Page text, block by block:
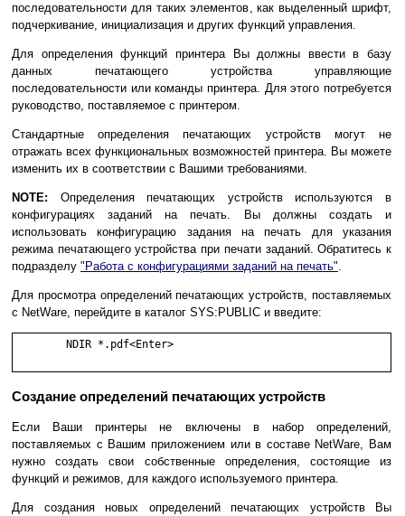
последовательности для таких элементов, как выделенный шрифт,
подчеркивание, инициализация и других функций управления.
Для определения функций принтера Вы должны ввести в базу
данных печатающего устройства управляющие
последовательности или команды принтера. Для этого потребуется
руководство, поставляемое с принтером.
Стандартные определения печатающих устройств могут не
отражать всех функциональных возможностей принтера. Вы можете
изменить их в соответствии с Вашими требованиями.
NOTE: Определения печатающих устройств используются в
конфигурациях заданий на печать. Вы должны создать и
использовать конфигурацию задания на печать для указания
режима печатающего устройства при печати заданий. Обратитесь к
подразделу "Работа с конфигурациями заданий на печать".
Для просмотра определений печатающих устройств, поставляемых
с NetWare, перейдите в каталог SYS:PUBLIC и введите:
Создание определений печатающих устройств
Если Ваши принтеры не включены в набор определений,
поставляемых с Вашим приложением или в составе NetWare, Вам
нужно создать свои собственные определения, состоящие из
функций и режимов, для каждого используемого принтера.
Для создания новых определений печатающих устройств Вы